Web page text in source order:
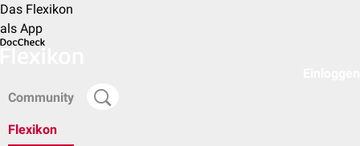
Das Flexikon
als App
Community
Flexikon